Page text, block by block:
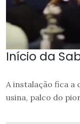
Início da
A instalação fica a
usina, palco do